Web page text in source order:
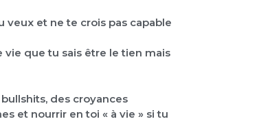
veux et ne te crois pas capable
que tu sais être le tien mais
des croyances
et nourrir en toi « à vie » si tu